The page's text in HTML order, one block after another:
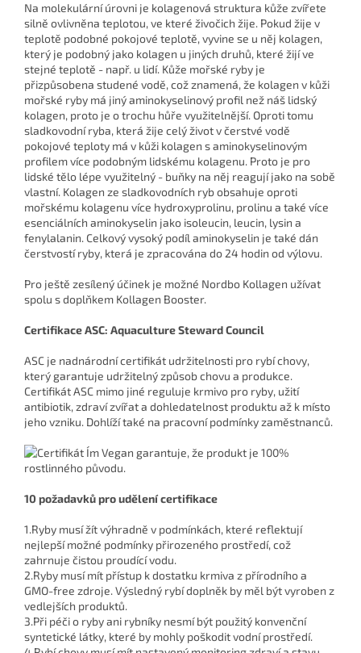
Na molekulární úrovni je kolagenová struktura kůže zvířete
silně ovlivněna teplotou, ve které živočich žije. Pokud žije v
teplotě podobné pokojové teplotě, vyvine se u něj kolagen,
který je podobný jako kolagen u jiných druhů, které žijí ve
stejné teplotě - např. u lidí. Kůže mořské ryby je
přizpůsobena studené vodě, což znamená, že kolagen v kůži
mořské ryby má jiný aminokyselinový profil než náš lidský
kolagen, proto je o trochu hůře využitelnější. Oproti tomu
sladkovodní ryba, která žije celý život v čerstvé vodě
pokojové teploty má v kůži kolagen s aminokyselinovým
profilem více podobným lidskému kolagenu. Proto je pro
lidské tělo lépe využitelný - buňky na něj reagují jako na sobě
vlastní. Kolagen ze sladkovodních ryb obsahuje oproti
mořskému kolagenu více hydroxyprolinu, prolinu a také více
esenciálních aminokyselin jako isoleucin, leucin, lysin a
fenylalanin. Celkový vysoký podíl aminokyselin je také dán
čerstvostí ryby, která je zpracována do 24 hodin od výlovu.
Pro ještě zesílený účinek je možné Nordbo Kollagen užívat
spolu s doplňkem Kollagen Booster.
Certifikace ASC: Aquaculture Steward Council
ASC je nadnárodní certifikát udržitelnosti pro rybí chovy,
který garantuje udržitelný způsob chovu a produkce.
Certifikát ASC mimo jiné reguluje krmivo pro ryby, užití
antibiotik, zdraví zvířat a dohledatelnost produktu až k místo
jeho vzniku. Dohlíží také na pracovní podmínky zaměstnanců.
10 požadavků pro udělení certifikace
1.Ryby musí žít výhradně v podmínkách, které reflektují
nejlepší možné podmínky přirozeného prostředí, což
zahrnuje čistou proudící vodu.
2.Ryby musí mít přístup k dostatku krmiva z přírodního a
GMO-free zdroje. Výsledný rybí doplněk by měl být vyroben z
vedlejších produktů.
3.Při péči o ryby ani rybníky nesmí být použitý konvenční
syntetické látky, které by mohly poškodit vodní prostředí.